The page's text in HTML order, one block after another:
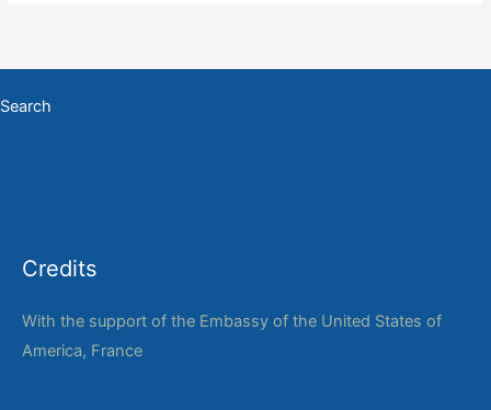
Search
Credits
With the support of the Embassy of the United States of
America, France